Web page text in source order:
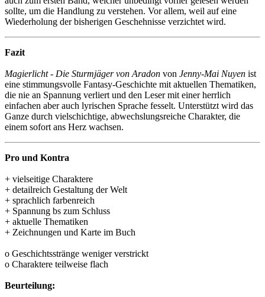
sollte, um die Handlung zu verstehen. Vor allem, weil auf eine
Wiederholung der bisherigen Geschehnisse verzichtet wird.
Fazit
Magierlicht - Die Sturmjäger von Aradon von Jenny-Mai Nuyen ist
eine stimmungsvolle Fantasy-Geschichte mit aktuellen Thematiken,
die nie an Spannung verliert und den Leser mit einer herrlich
einfachen aber auch lyrischen Sprache fesselt. Unterstützt wird das
Ganze durch vielschichtige, abwechslungsreiche Charakter, die
einem sofort ans Herz wachsen.
Pro und Kontra
+ vielseitige Charaktere
+ detailreich Gestaltung der Welt
+ sprachlich farbenreich
+ Spannung bs zum Schluss
+ aktuelle Thematiken
+ Zeichnungen und Karte im Buch
o Geschichtsstränge weniger verstrickt
o Charaktere teilweise flach
Beurteilung: